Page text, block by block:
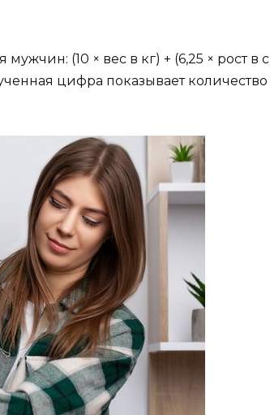
(10 × вес в кг) + (6,25 × рост в
цифра показывает